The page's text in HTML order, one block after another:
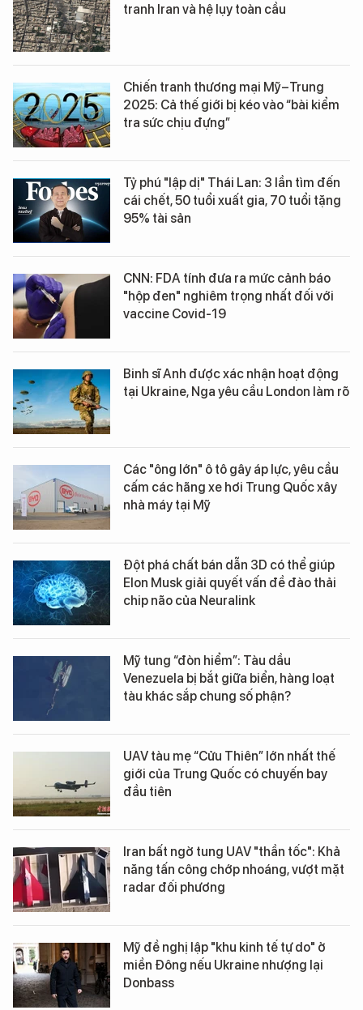
tranh Iran và hệ lụy toàn cầu
Chiến tranh thương mại Mỹ–Trung
2025: Cả thế giới bị kéo vào “bài kiểm
tra sức chịu đựng”
Tỷ phú "lập dị" Thái Lan: 3 lần tìm đến
cái chết, 50 tuổi xuất gia, 70 tuổi tặng
95% tài sản
CNN: FDA tính đưa ra mức cảnh báo
"hộp đen" nghiêm trọng nhất đối với
vaccine Covid-19
Binh sĩ Anh được xác nhận hoạt động
tại Ukraine, Nga yêu cầu London làm rõ
Các "ông lớn" ô tô gây áp lực, yêu cầu
cấm các hãng xe hơi Trung Quốc xây
nhà máy tại Mỹ
Đột phá chất bán dẫn 3D có thể giúp
Elon Musk giải quyết vấn đề đào thải
chip não của Neuralink
Mỹ tung “đòn hiểm”: Tàu dầu
Venezuela bị bắt giữa biển, hàng loạt
tàu khác sắp chung số phận?
UAV tàu mẹ “Cửu Thiên” lớn nhất thế
giới của Trung Quốc có chuyến bay
đầu tiên
Iran bất ngờ tung UAV "thần tốc": Khả
năng tấn công chớp nhoáng, vượt mặt
radar đối phương
Mỹ đề nghị lập "khu kinh tế tự do" ở
miền Đông nếu Ukraine nhượng lại
Donbass